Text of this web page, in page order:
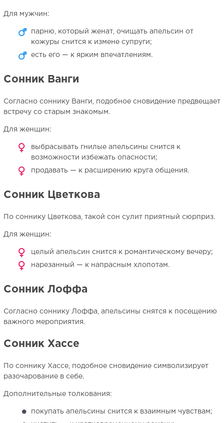
Для мужчин:
парню, который женат, очищать апельсин от
кожуры снится к измене супруги;
есть его — к ярким впечатлениям.
Сонник Ванги
Согласно соннику Ванги, подобное сновидение предвещает
встречу со старым знакомым.
Для женщин:
выбрасывать гнилые апельсины снится к
возможности избежать опасности;
продавать — к расширению круга общения.
Сонник Цветкова
По соннику Цветкова, такой сон сулит приятный сюрприз.
Для женщин:
целый апельсин снится к романтическому вечеру;
нарезанный — к напрасным хлопотам.
Сонник Лоффа
Согласно соннику Лоффа, апельсины снятся к посещению
важного мероприятия.
Сонник Хассе
По соннику Хассе, подобное сновидение символизирует
разочарование в себе.
Дополнительные толкования:
покупать апельсины снится к взаимным чувствам;